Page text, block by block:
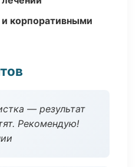
корпоративными
— результат
Рекомендую!